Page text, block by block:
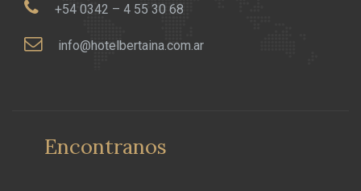
+54 0342 – 4 55 30 68
info@hotelbertaina.com.ar
Encontranos